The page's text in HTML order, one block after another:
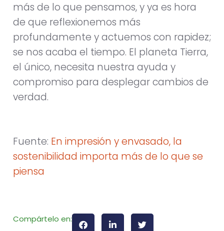
más de lo que pensamos, y ya es hora
de que reflexionemos más
profundamente y actuemos con rapidez;
se nos acaba el tiempo. El planeta Tierra,
el único, necesita nuestra ayuda y
compromiso para desplegar cambios de
verdad.
Fuente: En impresión y envasado, la
sostenibilidad importa más de lo que se
piensa
Compártelo en: